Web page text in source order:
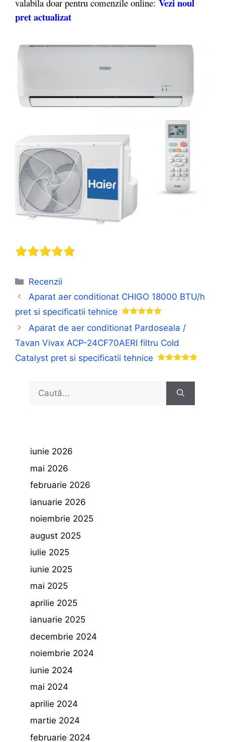
valabila doar pentru comenzile online: Vezi noul
pret actualizat
Categorii
Recenzii
Aparat aer conditionat CHIGO 18000 BTU/h
pret si specificatii tehnice
Aparat de aer conditionat Pardoseala /
Tavan Vivax ACP-24CF70AERI filtru Cold
Catalyst pret si specificatii tehnice
Caută
iunie 2026
mai 2026
februarie 2026
ianuarie 2026
noiembrie 2025
august 2025
iulie 2025
iunie 2025
mai 2025
aprilie 2025
ianuarie 2025
decembrie 2024
noiembrie 2024
iunie 2024
mai 2024
aprilie 2024
martie 2024
februarie 2024